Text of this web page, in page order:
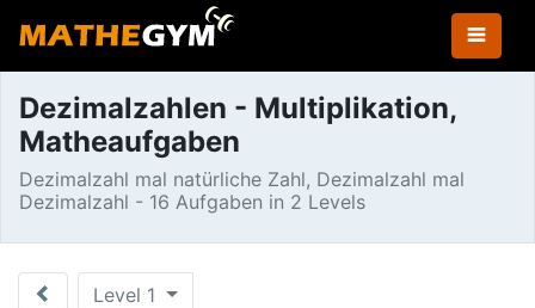
Dezimalzahlen - Multiplikation,
Matheaufgaben
Dezimalzahl mal natürliche Zahl, Dezimalzahl mal
Dezimalzahl - 16 Aufgaben in 2 Levels
Level 1